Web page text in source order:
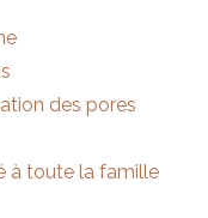
des pores
à toute la famille